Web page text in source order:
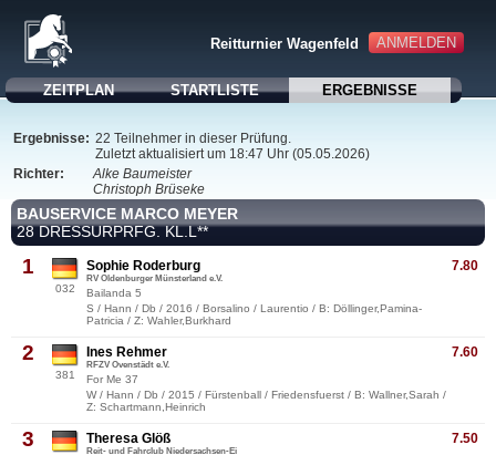
ANMELDEN
Reitturnier Wagenfeld
ZEITPLAN STARTLISTE ERGEBNISSE
Ergebnisse: 22 Teilnehmer in dieser Prüfung.
Zuletzt aktualisiert um 18:47 Uhr (05.05.2026)
Richter:
Alke Baumeister
Christoph Brüseke
BAUSERVICE MARCO MEYER
28 DRESSURPRFG. KL.L**
1
032
7.80
Sophie Roderburg
RV Oldenburger Münsterland e.V.
Bailanda 5
S / Hann / Db / 2016 / Borsalino / Laurentio / B: Döllinger,Pamina-
Patricia / Z: Wahler,Burkhard
2
381
7.60
Ines Rehmer
RFZV Ovenstädt e.V.
For Me 37
W / Hann / Db / 2015 / Fürstenball / Friedensfuerst / B: Wallner,Sarah /
Z: Schartmann,Heinrich
3 7.50
Theresa Glöß
Reit- und Fahrclub Niedersachsen-Ei